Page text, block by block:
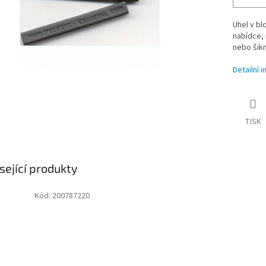
Uhel v
nabídce,
nebo
Detailní
TISK
produkty
Kód: 200787220